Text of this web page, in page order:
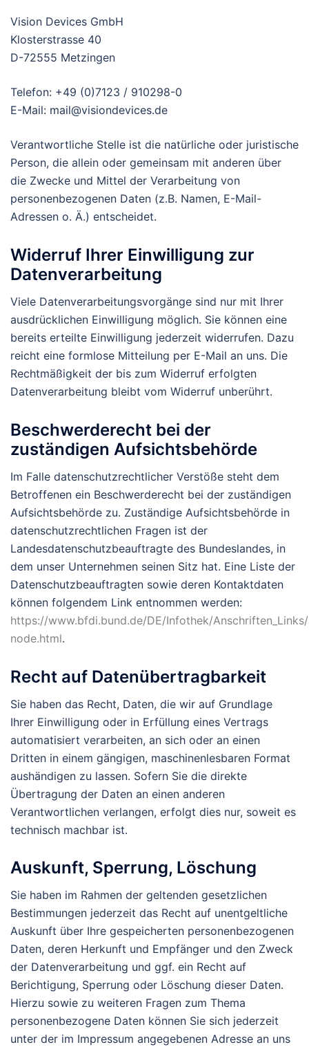
Vision Devices GmbH
Klosterstrasse 40
D-72555 Metzingen
Telefon: +49 (0)7123 / 910298-0
E-Mail: mail@visiondevices.de
Verantwortliche Stelle ist die natürliche oder juristische
Person, die allein oder gemeinsam mit anderen über
die Zwecke und Mittel der Verarbeitung von
personenbezogenen Daten (z.B. Namen, E-Mail-
Adressen o. Ä.) entscheidet.
Widerruf Ihrer Einwilligung zur
Datenverarbeitung
Viele Datenverarbeitungsvorgänge sind nur mit Ihrer
ausdrücklichen Einwilligung möglich. Sie können eine
bereits erteilte Einwilligung jederzeit widerrufen. Dazu
reicht eine formlose Mitteilung per E-Mail an uns. Die
Rechtmäßigkeit der bis zum Widerruf erfolgten
Datenverarbeitung bleibt vom Widerruf unberührt.
Beschwerderecht bei der
zuständigen Aufsichtsbehörde
Im Falle datenschutzrechtlicher Verstöße steht dem
Betroffenen ein Beschwerderecht bei der zuständigen
Aufsichtsbehörde zu. Zuständige Aufsichtsbehörde in
datenschutzrechtlichen Fragen ist der
Landesdatenschutzbeauftragte des Bundeslandes, in
dem unser Unternehmen seinen Sitz hat. Eine Liste der
Datenschutzbeauftragten sowie deren Kontaktdaten
können folgendem Link entnommen werden:
https://www.bfdi.bund.de/DE/Infothek/
node.html.
Recht auf Datenübertragbarkeit
Sie haben das Recht, Daten, die wir auf Grundlage
Ihrer Einwilligung oder in Erfüllung eines Vertrags
automatisiert verarbeiten, an sich oder an einen
Dritten in einem gängigen, maschinenlesbaren Format
aushändigen zu lassen. Sofern Sie die direkte
Übertragung der Daten an einen anderen
Verantwortlichen verlangen, erfolgt dies nur, soweit es
technisch machbar ist.
Auskunft, Sperrung, Löschung
Sie haben im Rahmen der geltenden gesetzlichen
Bestimmungen jederzeit das Recht auf unentgeltliche
Auskunft über Ihre gespeicherten personenbezogenen
Daten, deren Herkunft und Empfänger und den Zweck
der Datenverarbeitung und ggf. ein Recht auf
Berichtigung, Sperrung oder Löschung dieser Daten.
Hierzu sowie zu weiteren Fragen zum Thema
personenbezogene Daten können Sie sich jederzeit
unter der im Impressum angegebenen Adresse an uns